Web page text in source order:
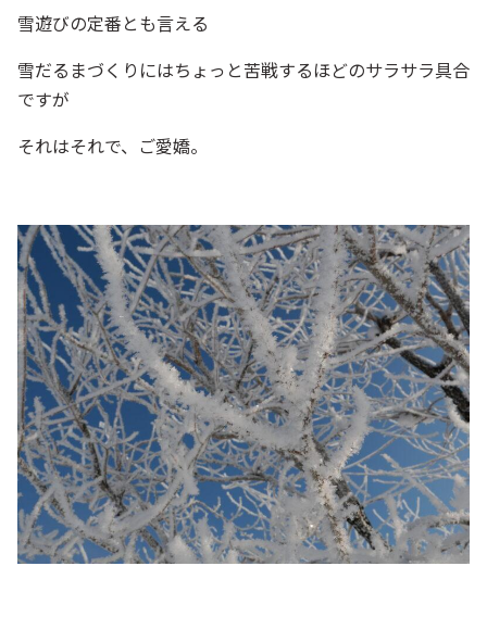
雪遊びの定番とも言える
雪だるまづくりにはちょっと苦戦するほどのサラサラ具合
ですが
それはそれで、ご愛嬌。